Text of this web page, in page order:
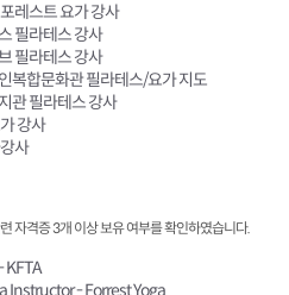
레스트 요가 강사
필라테스 강사
필라테스 강사
복합문화관 필라테스/요가 지도
관 필라테스 강사
강사
사
자격증 3개 이상 보유 여부를 확인하였습니다.
KFTA
Instructor - Forrest Yoga